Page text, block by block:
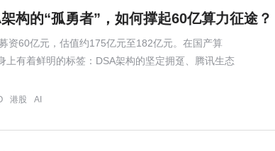
构的“孤勇者”，如何撑起60亿算力征途？
资60亿元，估值约175亿元至182亿元。在国产算
上有着鲜明的标签：DSA架构的坚定拥趸、腾讯生态
信心的试金石。
AI
港股